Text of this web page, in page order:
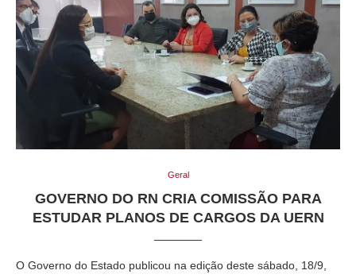
Geral
GOVERNO DO RN CRIA COMISSÃO PARA
ESTUDAR PLANOS DE CARGOS DA UERN
O Governo do Estado publicou na edição deste sábado, 18/9,